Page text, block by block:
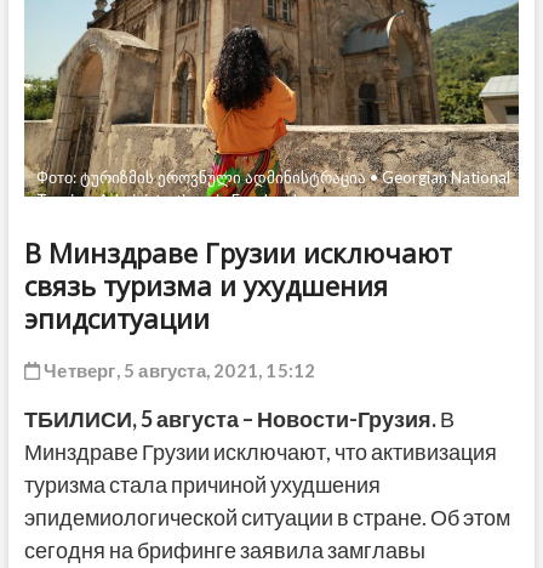
Фото: ტურიზმის ეროვნული ადმინისტრაცია • Georgian National
Tourism Administration via Facebook
В Минздраве Грузии исключают
связь туризма и ухудшения
эпидситуации
Четверг, 5 августа, 2021, 15:12
ТБИЛИСИ, 5 августа – Новости-Грузия.В
Минздраве Грузии исключают, что активизация
туризма стала причиной ухудшения
эпидемиологической ситуации в стране. Об этом
сегодня на брифинге заявила замглавы